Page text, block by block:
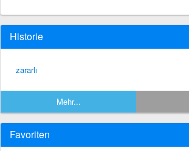
Historie
zararlı
Mehr...
Favoriten